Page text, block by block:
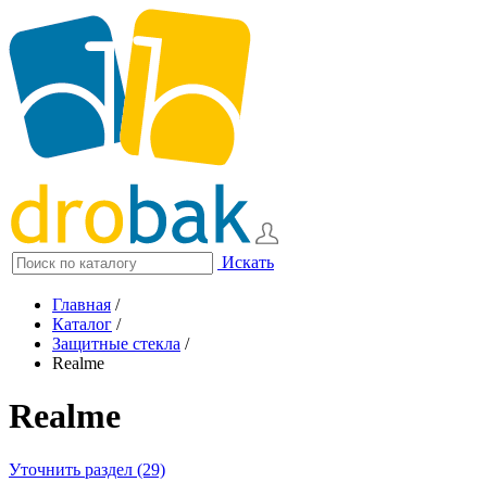
Искать
Главная /
Каталог /
Защитные стекла /
Realme
Realme
Уточнить раздел (29)